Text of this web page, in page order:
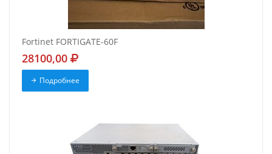
Fortinet FORTIGATE-60F
28100,00
Подробнее